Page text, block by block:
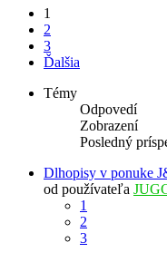
1
2
3
Ďalšia
Témy
Odpovedí
Zobrazení
Posledný
Dlhopisy v ponuke
od používateľa
1
2
3